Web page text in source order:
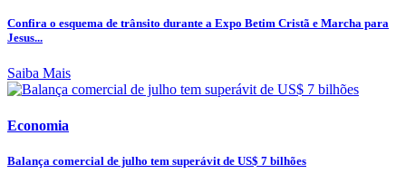
Confira o esquema de trânsito durante a Expo Betim Cristã e Marcha para
Jesus...
Saiba Mais
Economia
Balança comercial de julho tem superávit de US$ 7 bilhões